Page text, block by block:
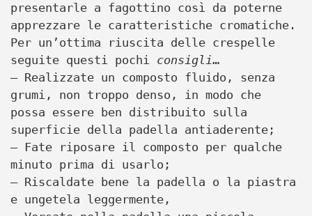
presentarle a fagottino così da poterne
apprezzare le caratteristiche cromatiche.
Per un’ottima riuscita delle crespelle
seguite questi pochi consigli…
– Realizzate un composto fluido, senza
grumi, non troppo denso, in modo che
possa essere ben distribuito sulla
superficie della padella antiaderente;
– Fate riposare il composto per qualche
minuto prima di usarlo;
– Riscaldate bene la padella o la piastra
e ungetela leggermente,